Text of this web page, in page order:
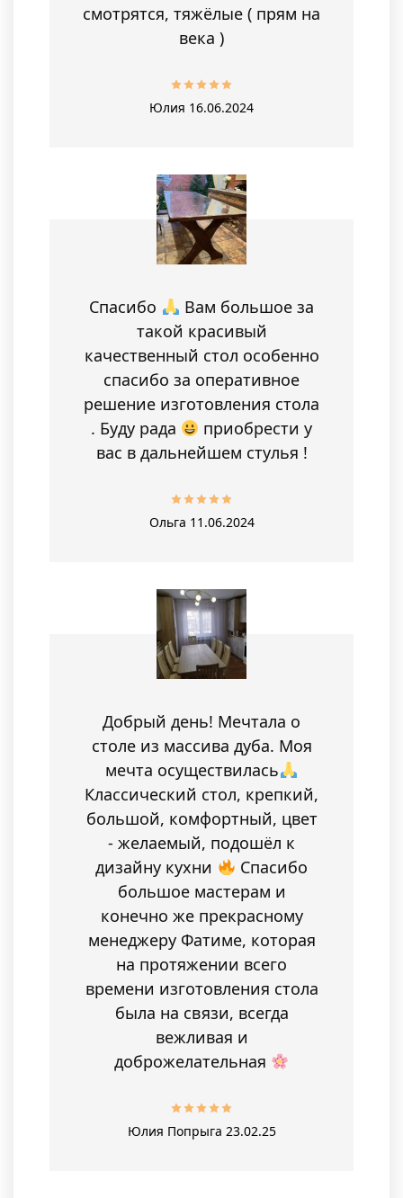
смотрятся, тяжёлые ( прям на
века )
Юлия 16.06.2024
Спасибо
Вам большое за
такой красивый
качественный стол особенно
спасибо за оперативное
решение изготовления стола
. Буду рада
приобрести у
вас в дальнейшем стулья !
Ольга 11.06.2024
Добрый день! Мечтала о
столе из массива дуба. Моя
мечта осуществилась
Классический стол, крепкий,
большой, комфортный, цвет
- желаемый, подошёл к
дизайну кухни
Спасибо
большое мастерам и
конечно же прекрасному
менеджеру Фатиме, которая
на протяжении всего
времени изготовления стола
была на связи, всегда
вежливая и
доброжелательная
Юлия Попрыга 23.02.25